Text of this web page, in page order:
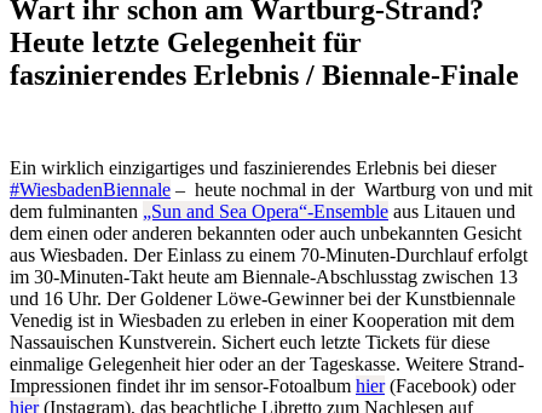
Wart ihr schon am Wartburg-Strand?
Heute letzte Gelegenheit für
faszinierendes Erlebnis / Biennale-Finale
Ein wirklich einzigartiges und faszinierendes Erlebnis bei dieser
#WiesbadenBiennale – heute nochmal in der Wartburg von und mit
dem fulminanten „Sun and Sea Opera“-Ensemble aus Litauen und
dem einen oder anderen bekannten oder auch unbekannten Gesicht
aus Wiesbaden. Der Einlass zu einem 70-Minuten-Durchlauf erfolgt
im 30-Minuten-Takt heute am Biennale-Abschlusstag zwischen 13
und 16 Uhr. Der Goldener Löwe-Gewinner bei der Kunstbiennale
Venedig ist in Wiesbaden zu erleben in einer Kooperation mit dem
Nassauischen Kunstverein. Sichert euch letzte Tickets für diese
einmalige Gelegenheit hier oder an der Tageskasse. Weitere Strand-
Impressionen findet ihr im sensor-Fotoalbum hier(Facebook) oder
hier(Instagram), das beachtliche Libretto zum Nachlesen auf